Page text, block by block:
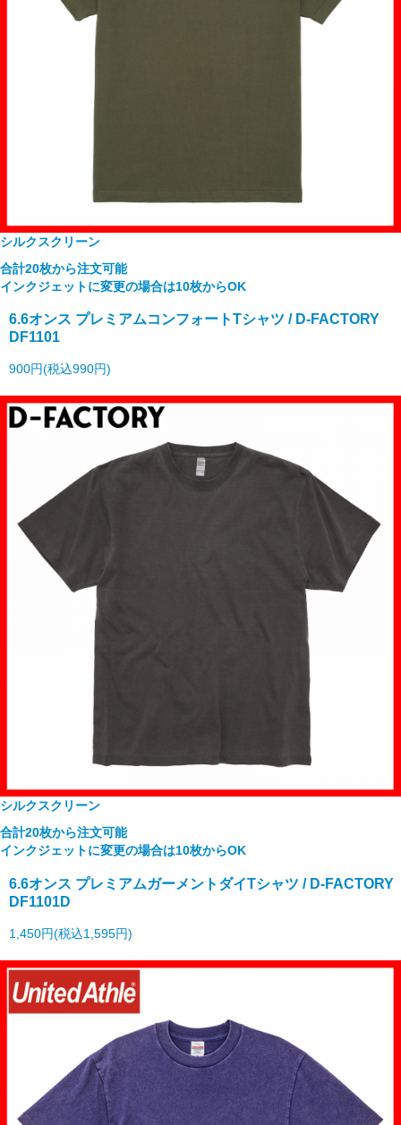
シルクスクリーン
合計20枚から注文可能
インクジェットに変更の場合は10枚からOK
6.6オンス プレミアムコンフォートTシャツ / D-FACTORY
DF1101
900円(税込990円)
シルクスクリーン
合計20枚から注文可能
インクジェットに変更の場合は10枚からOK
6.6オンス プレミアムガーメントダイTシャツ / D-FACTORY
DF1101D
1,450円(税込1,595円)